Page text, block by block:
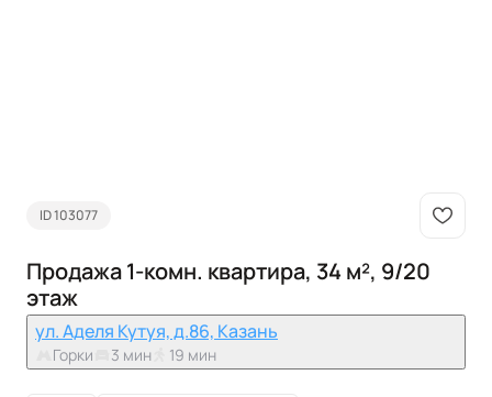
ID 103077
Продажа 1-комн. квартира, 34 м², 9/20
этаж
ул. Аделя Кутуя, д.86, Казань
Горки 3 мин 19 мин